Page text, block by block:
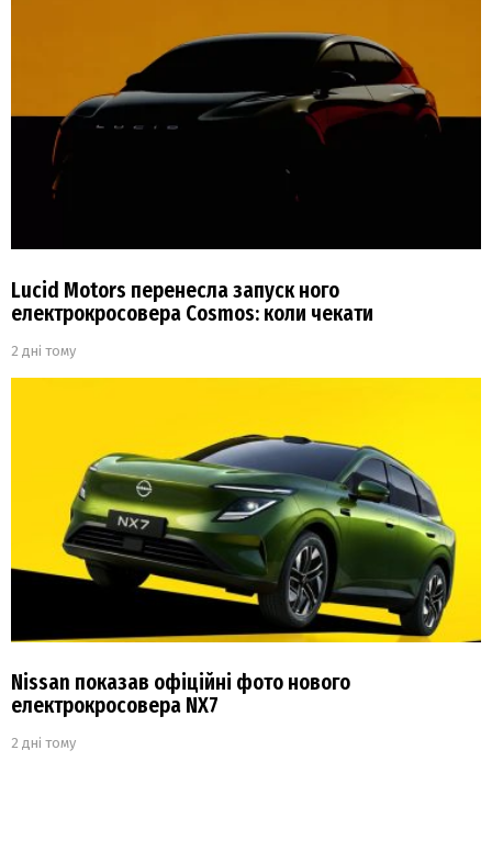
Lucid Motors перенесла запуск ного
електрокросовера Cosmos: коли чекати
2 дні тому
Nissan показав офіційні фото нового
електрокросовера NX7
2 дні тому